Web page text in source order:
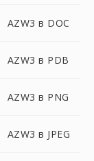
AZW3 в DOC
AZW3 в PDB
AZW3 в PNG
AZW3 в JPEG